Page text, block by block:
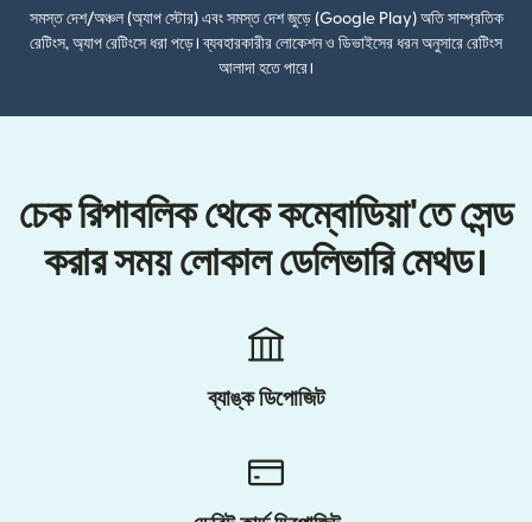
সমস্ত দেশ/অঞ্চল (অ্যাপ স্টোর) এবং সমস্ত দেশ জুড়ে (Google Play) অতি সাম্প্রতিক
রেটিংস, অ্যাপ রেটিংসে ধরা পড়ে। ব্যবহারকারীর লোকেশন ও ডিভাইসের ধরন অনুসারে রেটিংস
আলাদা হতে পারে।
চেক রিপাবলিক থেকে কম্বোডিয়া'তে সেন্ড
করার সময় লোকাল ডেলিভারি মেথড।
ব্যাঙ্ক ডিপোজিট